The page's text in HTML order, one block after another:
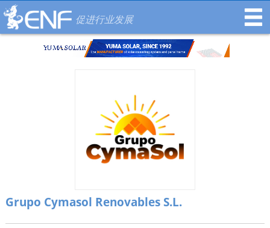
促进行业发展
Grupo Cymasol Renovables S.L.